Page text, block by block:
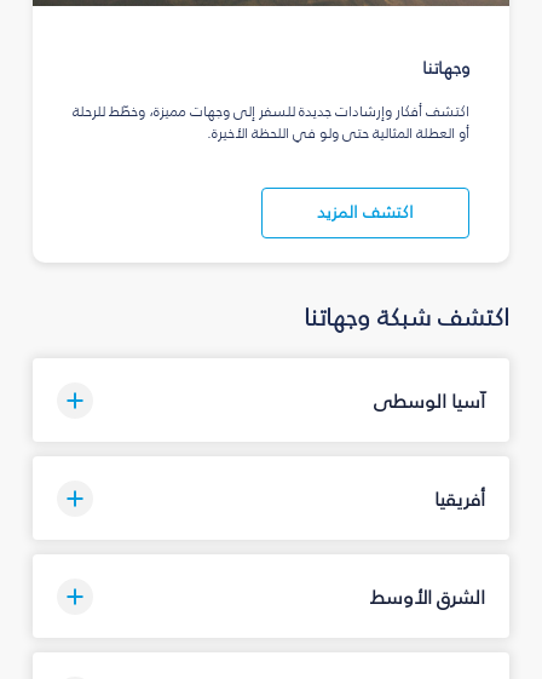
وجهاتنا
اكتشف أفكار وإرشادات جديدة للسفر إلى وجهات مميزة، وخطّط للرحلة
أو العطلة المثالية حتى ولو في اللحظة الأخيرة.
اكتشف المزيد
اكتشف شبكة وجهاتنا
آسيا الوسطى
أفريقيا
الشرق الأوسط